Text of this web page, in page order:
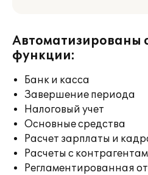
Автоматизированы
функции:
Банк и касса
Завершение периода
Налоговый учет
Основные средства
Расчет зарплаты и
Расчеты с
Регламентированная